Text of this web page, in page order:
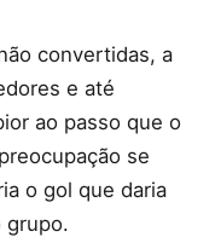
convertidas, a
e até
ao passo que o
se
o gol que daria
grupo.